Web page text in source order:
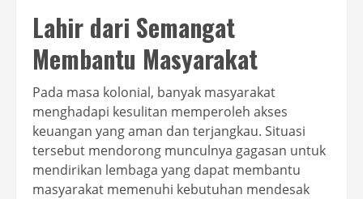
Lahir dari Semangat
Membantu Masyarakat
Pada masa kolonial, banyak masyarakat
menghadapi kesulitan memperoleh akses
keuangan yang aman dan terjangkau. Situasi
tersebut mendorong munculnya gagasan untuk
mendirikan lembaga yang dapat membantu
masyarakat memenuhi kebutuhan mendesak